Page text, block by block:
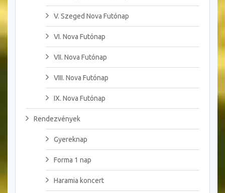
V. Szeged Nova Futónap
VI. Nova Futónap
VII. Nova Futónap
VIII. Nova Futónap
IX. Nova Futónap
Rendezvények
Gyereknap
Forma 1 nap
Haramia koncert